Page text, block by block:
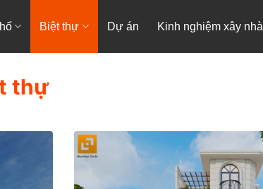
Biệt thự Dự án Kinh nghiệm xây nhà
thự